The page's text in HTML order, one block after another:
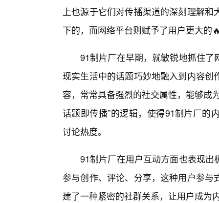
上也源于它们对传播渠道的深刻理解
下的，而网络平台则赋予了用户更大的
91制片厂在早期，就敏锐地抓住
现实生活中的话题巧妙地融入到内容
容，常常具备强烈的社交属性，能够成
话题即传播”的逻辑，使得91制片厂的
讨论热度。
91制片厂在用户互动方面也表现
参与创作、评论、分享，这种用户参
建了一种紧密的社群关系，让用户成为